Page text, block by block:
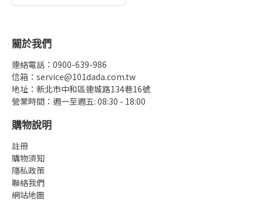
關於我們
連絡電話：0900-639-986
信箱：service@101dada.com.tw
地址：新北市中和區連城路134巷16號
營業時間：週一至週五: 08:30 - 18:00
購物說明
註冊
購物須知
隱私政策
聯絡我們
網站地圖